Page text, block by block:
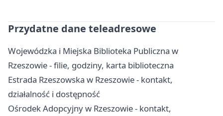
Przydatne dane teleadresowe
Wojewódzka i Miejska Biblioteka Publiczna w
Rzeszowie - filie, godziny, karta biblioteczna
Estrada Rzeszowska w Rzeszowie - kontakt,
działalność i dostępność
Ośrodek Adopcyjny w Rzeszowie - kontakt,